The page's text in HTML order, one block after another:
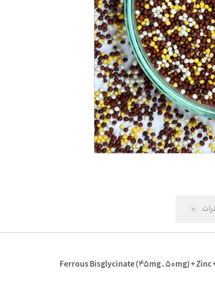
0
Ferrous Bisglycinate (45mg . 50mg) + Zinc